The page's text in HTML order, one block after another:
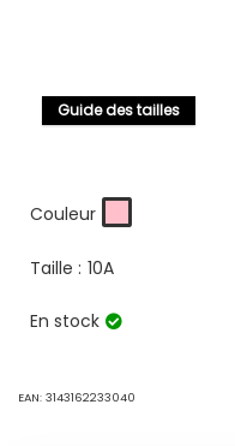
Guide des tailles
Couleur
Taille : 10A
En stock
EAN: 3143162233040